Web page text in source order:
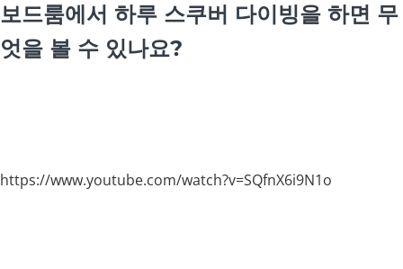
보드룸에서 하루 스쿠버 다이빙을 하면 무
엇을 볼 수 있나요?
https://www.youtube.com/watch?v=SQfnX6i9N1o